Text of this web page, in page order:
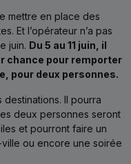
mettre en place des
Et l’opérateur n’a pas
juin. Du 5 au 11 juin, il
chance pour remporter
pour deux personnes.
destinations. Il pourra
deux personnes seront
et pourront faire un
ou encore une soirée